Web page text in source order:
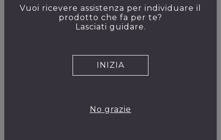
TERMOCUCINA STP
VEDI
Vuoi ricevere assistenza per individuare il
prodotto che fa per te?
Lasciati guidare.
INIZIA
No grazie